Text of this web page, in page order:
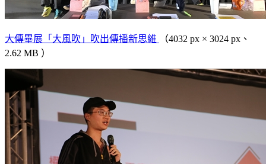
大傳畢展「大風吹」吹出傳播新思維
（4032 px × 3024 px、
2.62 MB ）